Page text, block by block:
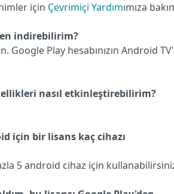
için Çevrimiçi Yardımımıza bakın
indirebilirim?
Google Play hesabınızın Android
nasıl etkinleştirebilirim?
için bir lisans kaç cihazı
5 android cihaz için